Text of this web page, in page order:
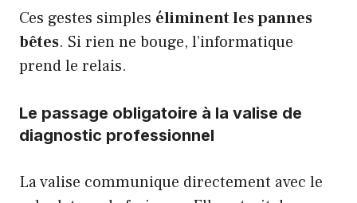
Ces gestes simples éliminent les pannes
bêtes. Si rien ne bouge, l’informatique
prend le relais.
Le passage obligatoire à la valise de
diagnostic professionnel
La valise communique directement avec le